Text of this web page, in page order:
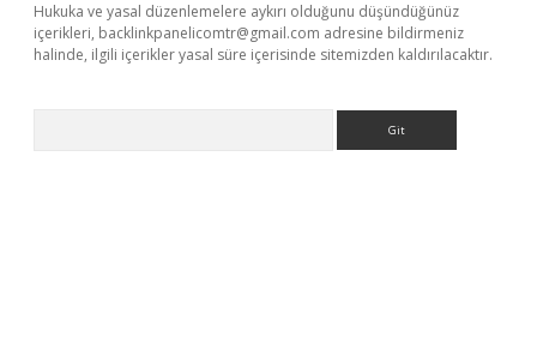
Hukuka ve yasal düzenlemelere aykırı olduğunu düşündüğünüz
içerikleri, backlinkpanelicomtr@gmail.com adresine bildirmeniz
halinde, ilgili içerikler yasal süre içerisinde sitemizden kaldırılacaktır.